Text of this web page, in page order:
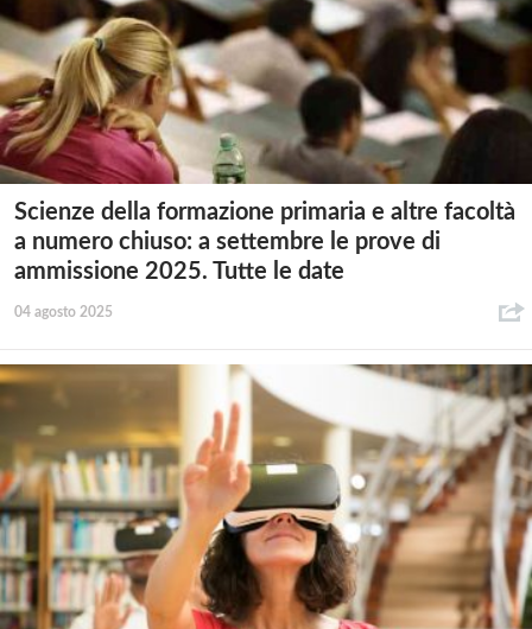
Scienze della formazione primaria e altre facoltà
a numero chiuso: a settembre le prove di
ammissione 2025. Tutte le date
04 agosto 2025